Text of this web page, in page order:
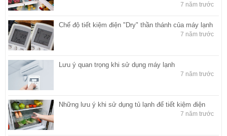
7 năm trước
Chế độ tiết kiệm điện "Dry" thần thánh của máy lạnh
7 năm trước
Lưu ý quan trọng khi sử dụng máy lạnh
7 năm trước
Những lưu ý khi sử dụng tủ lạnh để tiết kiệm điện
7 năm trước